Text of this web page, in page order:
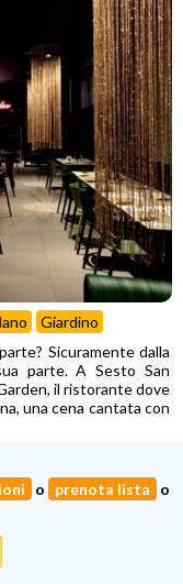
Giardino
Sicuramente dalla
parte. A Sesto San
il ristorante dove
una cena cantata con
o prenota lista
o